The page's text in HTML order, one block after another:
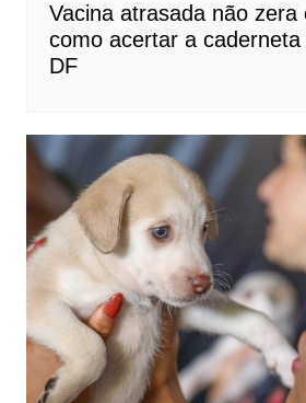
Vacina atrasada não zera
como acertar a
DF